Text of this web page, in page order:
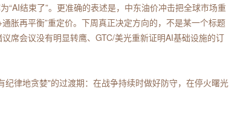
“AI结束了”。更准确的表述是，中东油价冲击把全球市场重
胀再平衡”重定价。下周真正决定方向的，不是某一个标题
席会议没有明显转鹰、GTC/美光重新证明AI基础设施的订
律地贪婪"的过渡期：在战争持续时做好防守，在停火曙光